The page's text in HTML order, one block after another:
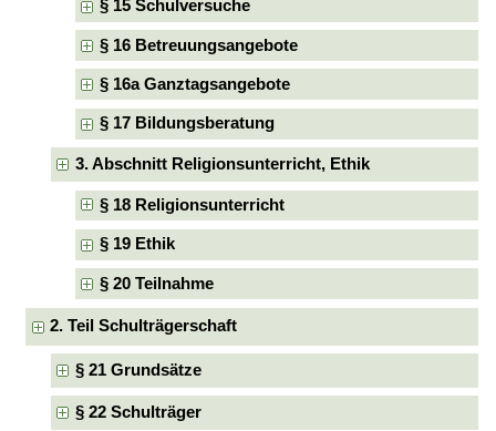
§ 15 Schulversuche
§ 16 Betreuungsangebote
§ 16a Ganztagsangebote
§ 17 Bildungsberatung
3. Abschnitt Religionsunterricht, Ethik
§ 18 Religionsunterricht
§ 19 Ethik
§ 20 Teilnahme
2. Teil Schulträgerschaft
§ 21 Grundsätze
§ 22 Schulträger